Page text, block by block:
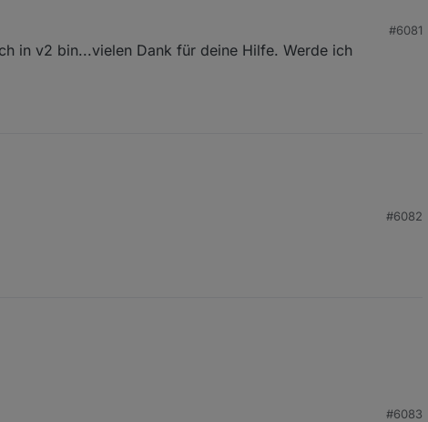
Das sieht eher nach v3 aus. #6081
in v2 bin...vielen Dank für deine Hilfe. Werde ich
#6082
#6083